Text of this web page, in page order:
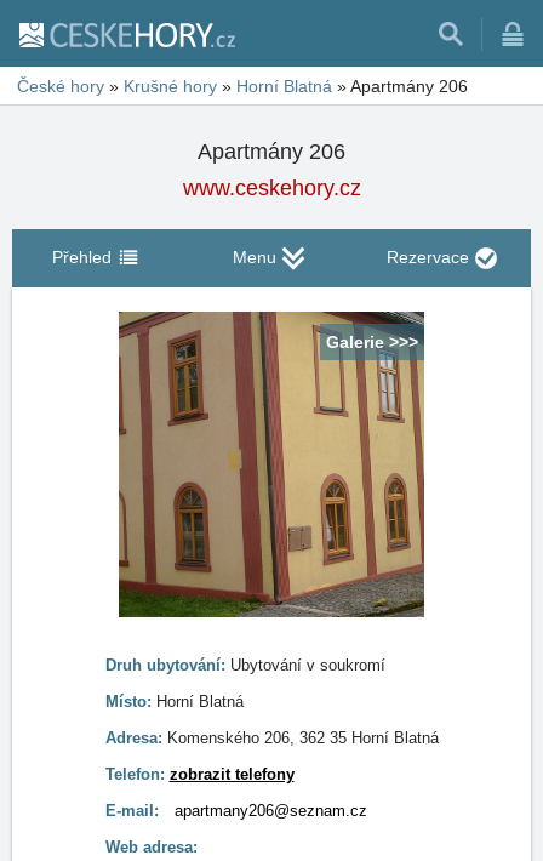
České hory » Krušné hory » Horní Blatná »Apartmány 206
Apartmány 206
www.ceskehory.cz
Přehled Menu Rezervace
Galerie >>>
Druh ubytování: Ubytování v soukromí
Místo: Horní Blatná
Adresa: Komenského 206, 362 35 Horní Blatná
Telefon: zobrazit telefony
E-mail:
apartmany206@seznam.cz
Web adresa: